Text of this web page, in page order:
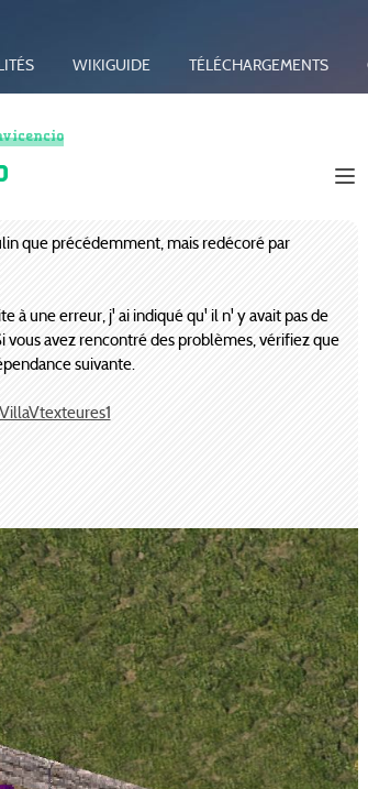
WIKIGUIDE TÉLÉCHARGEMENTS
que précédemment, mais redécoré par
à une erreur, j' ai indiqué qu' il n' y avait pas de
vous avez rencontré des problèmes, vérifiez que
suivante.
VillaVtexteures1